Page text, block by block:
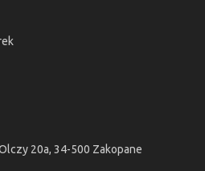
20a, 34-500 Zakopane